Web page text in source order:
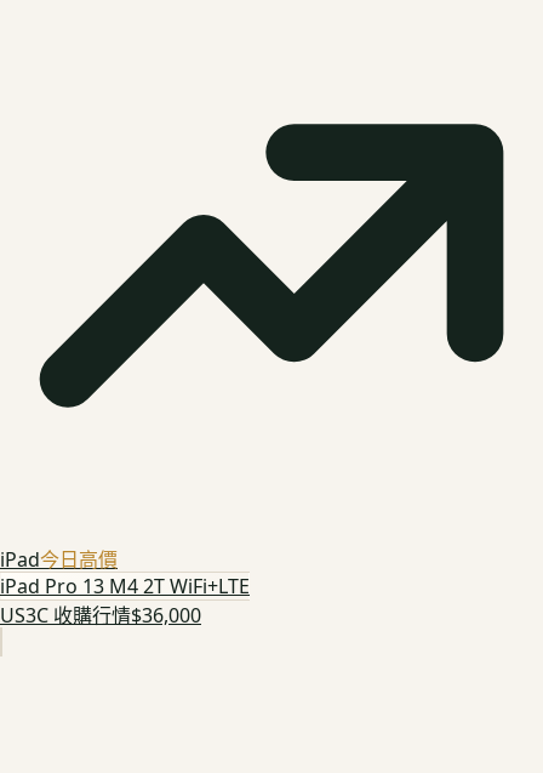
iPad今日高價
iPad Pro 13 M4 2T WiFi+LTE
US3C 收購行情$36,000